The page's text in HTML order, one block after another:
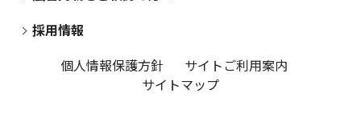
採用情報
個人情報保護方針
サイトご利用案内
サイトマップ